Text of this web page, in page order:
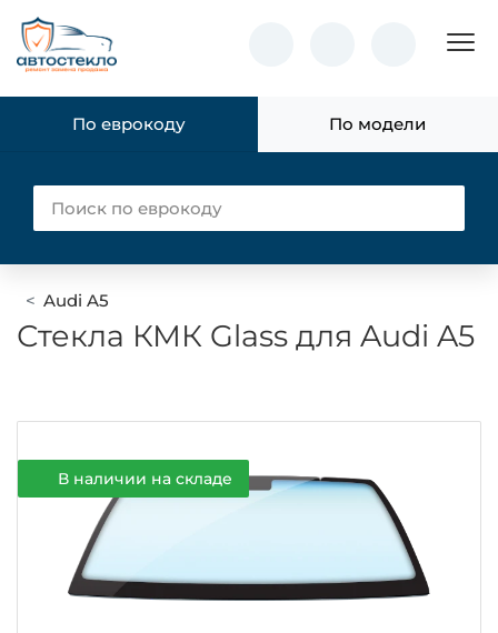
По еврокоду По модели
Audi A5
Стекла КМК Glass для Audi A5
В наличии на складе